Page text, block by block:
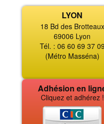
LYON
18 Bd des Brotteaux
69006 Lyon
Tél. : 06 60 69 37 09
(Métro Masséna)
Adhésion en
Cliquez et adhérez !